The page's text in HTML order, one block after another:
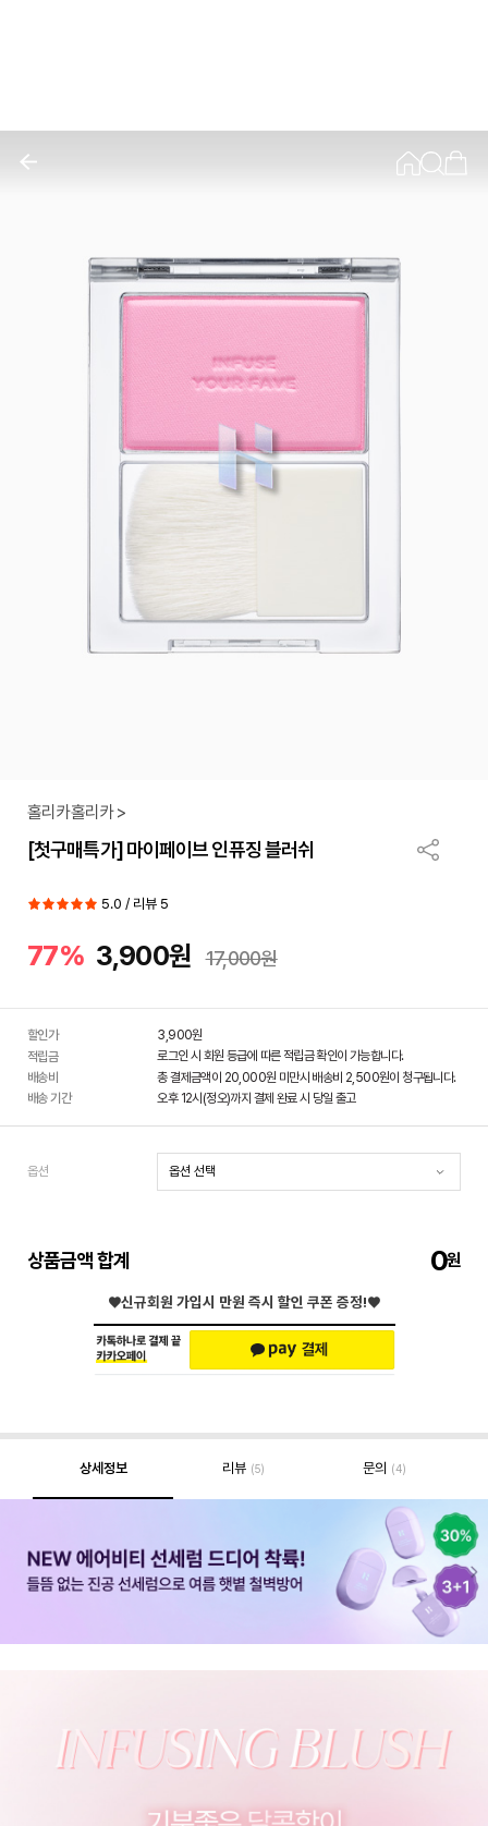
홀리카홀리카 >
[첫구매특가] 마이페이브 인퓨징 블러쉬
5.0 / 리뷰 5
77% 3,900원 17,000원
할인가 3,900원
적립금
로그인 시 회원 등급에 따른 적립금 확인이 가능합니다.
배송비
총 결제금액이 20,000원 미만시 배송비 2,500원이 청구됩니다.
배송 기간
오후 12시(정오)까지 결제 완료 시 당일 출고
옵션
상품금액 합계 0
♥신규회원 가입시 만원 즉시 할인 쿠폰 증정!♥
상세정보 리뷰 (5) 문의 (4)